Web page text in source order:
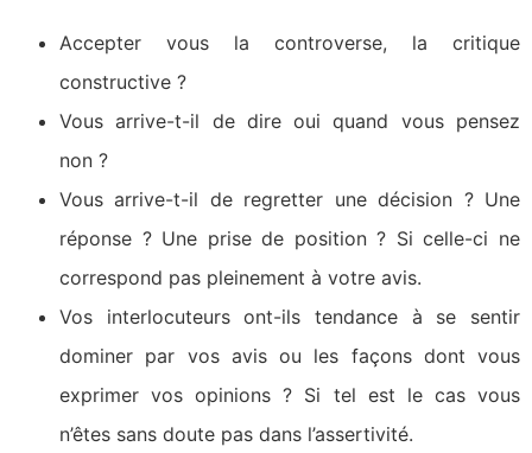
Accepter vous la controverse, la critique
constructive ?
Vous arrive-t-il de dire oui quand vous pensez
non ?
Vous arrive-t-il de regretter une décision ? Une
réponse ? Une prise de position ? Si celle-ci ne
correspond pas pleinement à votre avis.
Vos interlocuteurs ont-ils tendance à se sentir
dominer par vos avis ou les façons dont vous
exprimer vos opinions ? Si tel est le cas vous
n’êtes sans doute pas dans l’assertivité.